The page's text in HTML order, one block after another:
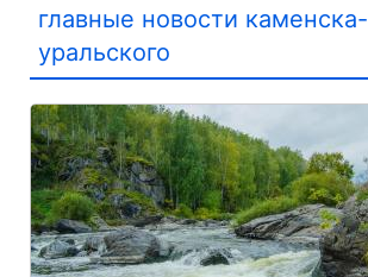
главные новости каменска-
уральского